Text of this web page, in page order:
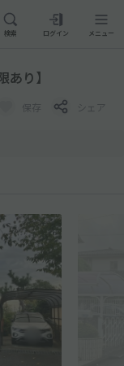
検索 ログイン メニュー
り】
保存 シェア